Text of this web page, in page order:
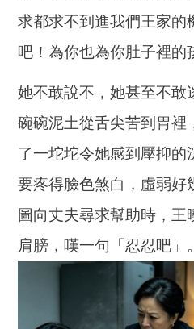
求都求不到進我們王家的
吧！為你也為你肚子裡的
她不敢說不，她甚至不敢
碗碗泥土從舌尖苦到胃裡
了一坨坨令她感到壓抑的
要疼得臉色煞白，虛弱好
圖向丈夫尋求幫助時，王
肩膀，嘆一句「忍忍吧」。